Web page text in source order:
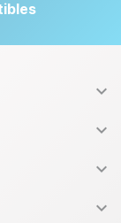



